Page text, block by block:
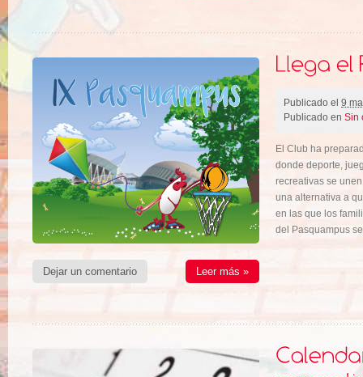
Dejar un comentario Leer más »
Publicado el 9
Publicado en Sin
El Club ha
donde deporte,
recreativas se
una alternativa a
en las que los
del Pasquampus